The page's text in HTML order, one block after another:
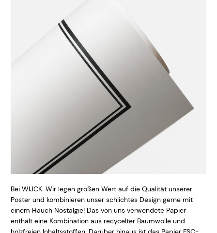
Bei WIJCK. Wir legen großen Wert auf die Qualität unserer
Poster und kombinieren unser schlichtes Design gerne mit
einem Hauch Nostalgie! Das von uns verwendete Papier
enthält eine Kombination aus recycelter Baumwolle und